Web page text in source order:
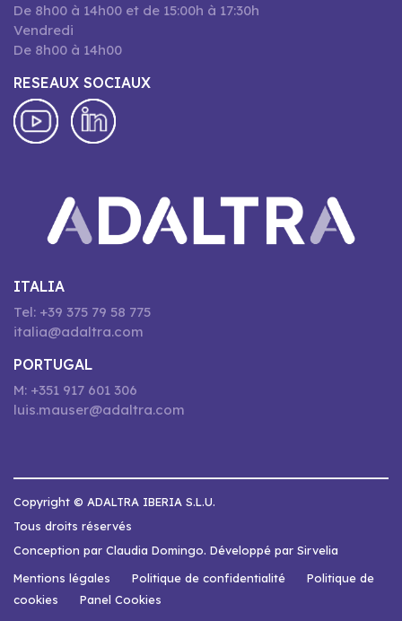
De 8h00 à 14h00 et de 15:00h à 17:30h
Vendredi
De 8h00 à 14h00
RESEAUX SOCIAUX
ITALIA
Tel: +39 375 79 58 775
italia@adaltra.com
PORTUGAL
M: +351 917 601 306
luis.mauser@adaltra.com
Copyright © ADALTRA IBERIA S.L.U.
Tous droits réservés
Conception par Claudia Domingo. Développé par Sirvelia
Mentions légales
Politique de confidentialité
Politique de
cookies
Panel Cookies